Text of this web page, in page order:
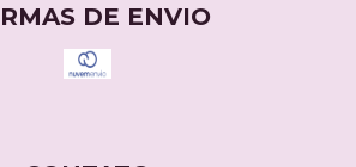
DE ENVIO